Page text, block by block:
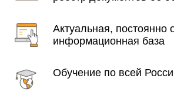
Актуальная,
информационная база
Обучение по всей